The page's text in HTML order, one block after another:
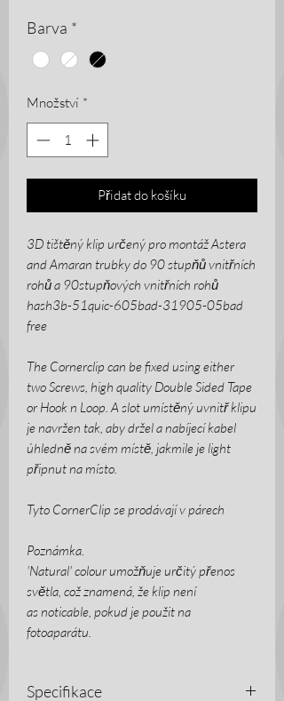
Barva *
Množství *
Přidat do košíku
3D tištěný klip určený pro montáž Astera
and Amaran trubky do 90 stupňů vnitřních
rohů a 90stupňových vnitřních rohů
hash3b-51quic-605bad-31905-05bad
free
The Cornerclip can be fixed using either
two Screws, high quality Double Sided Tape
or Hook n Loop. A slot umístěný uvnitř klipu
je navržen tak, aby držel a nabíjecí kabel
úhledně na svém místě, jakmile je light
připnut na místo.
Tyto CornerClip se prodávají v párech
Poznámka.
'Natural' colour umožňuje určitý přenos
světla, což znamená, že klip není
as noticable, pokud je použit na
fotoaparátu.
Specifikace